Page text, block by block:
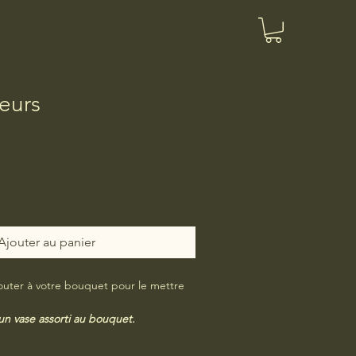
au panier
à votre bouquet pour le mettre
vase assorti au bouquet.